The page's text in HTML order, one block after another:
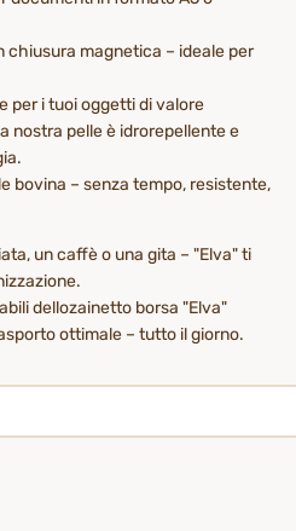
chiusura magnetica – ideale per
per i tuoi oggetti di valore
nostra pelle è idrorepellente e
bovina – senza tempo, resistente,
un caffè o una gita – "Elva" ti
dellozainetto borsa "Elva"
ottimale – tutto il giorno.